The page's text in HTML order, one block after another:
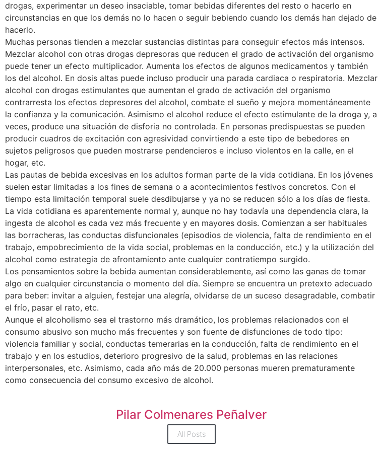
drogas, experimentar un deseo insaciable, tomar bebidas diferentes del resto o hacerlo en
circunstancias en que los demás no lo hacen o seguir bebiendo cuando los demás han dejado de
hacerlo.
Muchas personas tienden a mezclar sustancias distintas para conseguir efectos más intensos.
Mezclar alcohol con otras drogas depresoras que reducen el grado de activación del organismo
puede tener un efecto multiplicador. Aumenta los efectos de algunos medicamentos y también
los del alcohol. En dosis altas puede incluso producir una parada cardiaca o respiratoria. Mezclar
alcohol con drogas estimulantes que aumentan el grado de activación del organismo
contrarresta los efectos depresores del alcohol, combate el sueño y mejora momentáneamente
la confianza y la comunicación. Asimismo el alcohol reduce el efecto estimulante de la droga y, a
veces, produce una situación de disforia no controlada. En personas predispuestas se pueden
producir cuadros de excitación con agresividad convirtiendo a este tipo de bebedores en
sujetos peligrosos que pueden mostrarse pendencieros e incluso violentos en la calle, en el
hogar, etc.
Las pautas de bebida excesivas en los adultos forman parte de la vida cotidiana. En los jóvenes
suelen estar limitadas a los fines de semana o a acontecimientos festivos concretos. Con el
tiempo esta limitación temporal suele desdibujarse y ya no se reducen sólo a los días de fiesta.
La vida cotidiana es aparentemente normal y, aunque no hay todavía una dependencia clara, la
ingesta de alcohol es cada vez más frecuente y en mayores dosis. Comienzan a ser habituales
las borracheras, las conductas disfuncionales (episodios de violencia, falta de rendimiento en el
trabajo, empobrecimiento de la vida social, problemas en la conducción, etc.) y la utilización del
alcohol como estrategia de afrontamiento ante cualquier contratiempo surgido.
Los pensamientos sobre la bebida aumentan considerablemente, así como las ganas de tomar
algo en cualquier circunstancia o momento del día. Siempre se encuentra un pretexto adecuado
para beber: invitar a alguien, festejar una alegría, olvidarse de un suceso desagradable, combatir
el frío, pasar el rato, etc.
Aunque el alcoholismo sea el trastorno más dramático, los problemas relacionados con el
consumo abusivo son mucho más frecuentes y son fuente de disfunciones de todo tipo:
violencia familiar y social, conductas temerarias en la conducción, falta de rendimiento en el
trabajo y en los estudios, deterioro progresivo de la salud, problemas en las relaciones
interpersonales, etc. Asimismo, cada año más de 20.000 personas mueren prematuramente
como consecuencia del consumo excesivo de alcohol.
Pilar Colmenares Peñalver
All Posts